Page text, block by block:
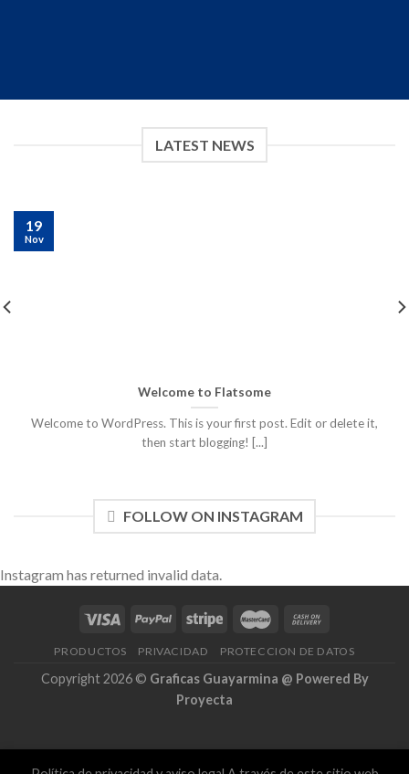
LATEST NEWS
Welcome to Flatsome
Welcome to WordPress. This is your first post. Edit or delete it,
then start blogging! [...]
19
Nov
FOLLOW ON INSTAGRAM
Instagram has returned invalid data.
PRODUCTOS PRIVACIDAD PROTECCION DE DATOS
Copyright 2026 © Graficas Guayarmina @ Powered By
Proyecta